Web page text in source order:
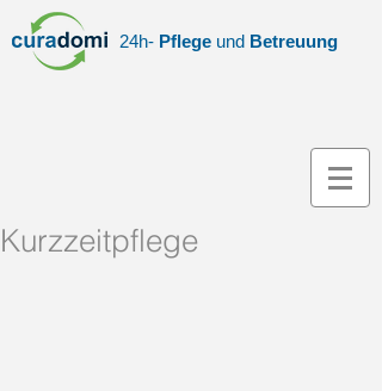
24h- Pflege und Betreuung
Kurzzeitpflege